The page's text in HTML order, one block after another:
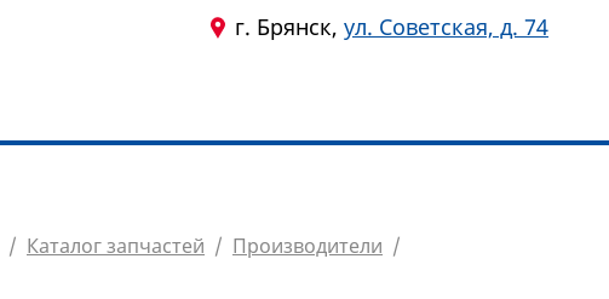
г. Брянск, ул. Советская, д. 74
/ Каталог запчастей / Производители /